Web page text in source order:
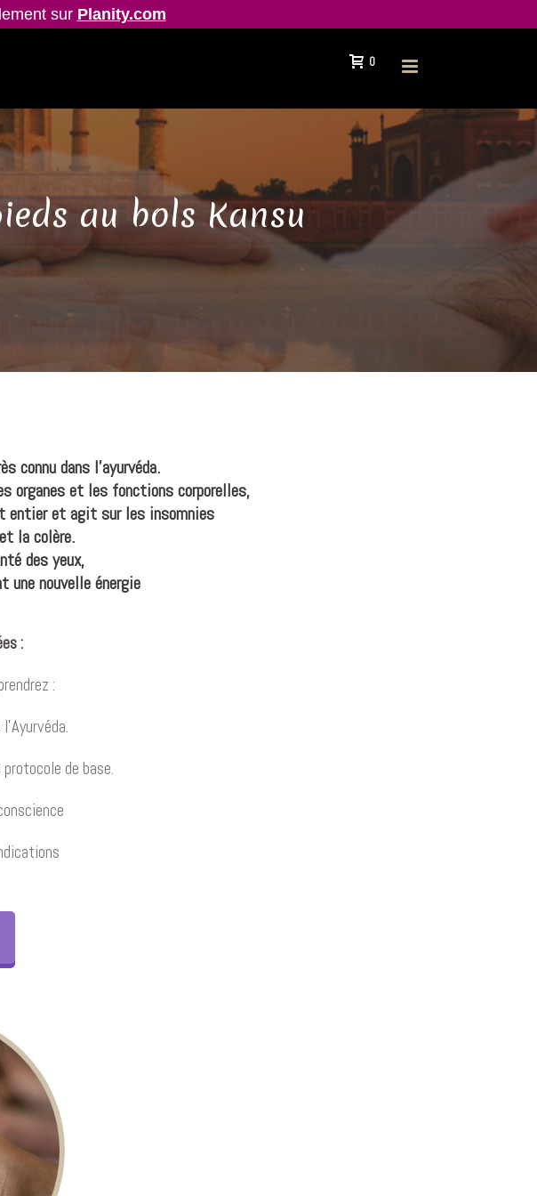
0
au bols Kansu
connu dans l’ayurvéda.
organes et les fonctions corporelles,
entier et agit sur les insomnies
la colère.
des yeux,
nouvelle énergie
:
:
de base.
sur Planity.com